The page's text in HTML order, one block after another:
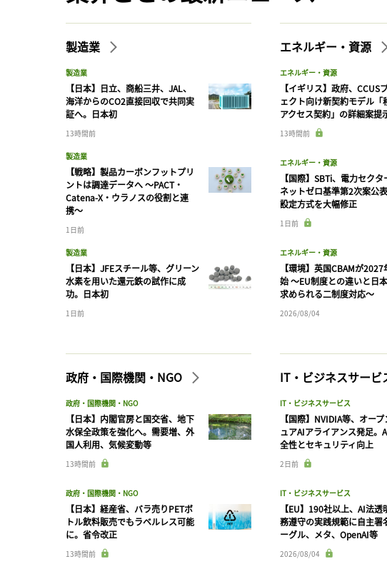
製造業
製造業
【日本】日立、商船三井、JAL、
海洋からのCO2直接回収で共同実
証へ。日本初
13時間前
製造業
【戦略】製品カーボンフットプリ
ントは調達データへ 〜PACT・
Catena-X・ウラノスの役割と連
携〜
1日前
製造業
【日本】JFEスチール等、グリーン
水素を用いた還元鉄の試作に成
功。日本初
1日前
エネルギー・資源
エネルギー・資源
【イギリス】政府、CCUS
ェクト向け新契約モデル「
アクセス契約」の詳細案提
13時間前
エネルギー・資源
【国際】SBTi、電力セク
ネットゼロ基準第2次案公
設定方式を大幅修正
1日前
エネルギー・資源
【環境】英国CBAMが2027
始 〜EU制度との違いと日
求められる二制度対応〜
2026/08/04
政府・国際機関・NGO
政府・国際機関・NGO
【日本】内閣官房と国交省、地下
水保全政策を強化へ。需要増、外
国人利用、気候変動等
13時間前
政府・国際機関・NGO
【日本】経産省、バラ売りPETボ
トル飲料販売でもラベルレス可能
に。省令改正
13時間前
IT・ビジネスサービ
IT・ビジネスサービス
【国際】NVIDIA等、オー
ュアAIアライアンス発足。
全性とセキュリティ向上
2日前
IT・ビジネスサービス
【EU】190社以上、AI法透
務遵守の実践規範に自主署
ーグル、メタ、OpenAI等
2026/08/04